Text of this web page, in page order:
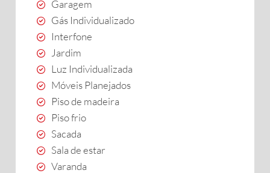
Garagem
Gás Individualizado
Interfone
Jardim
Luz Individualizada
Móveis Planejados
Piso de madeira
Piso frio
Sacada
Sala de estar
Varanda